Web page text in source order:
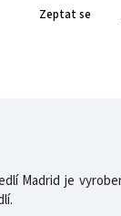
Zeptat se
Madrid je